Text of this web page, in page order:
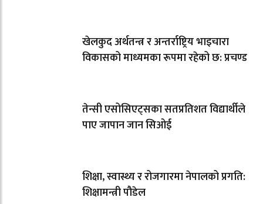
खेलकुद अर्थतन्त्र र अन्तर्राष्ट्रिय भाइचारा
विकासको माध्यमका रूपमा रहेको छ: प्रचण्ड
तेन्सी एसोसिएट्सका सतप्रतिशत विद्यार्थीले
पाए जापान जान सिओई
शिक्षा, स्वास्थ्य र रोजगारमा नेपालको प्रगति:
शिक्षामन्त्री पौडेल